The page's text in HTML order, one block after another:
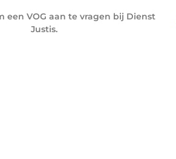
een VOG aan te vragen bij Dienst
Justis.